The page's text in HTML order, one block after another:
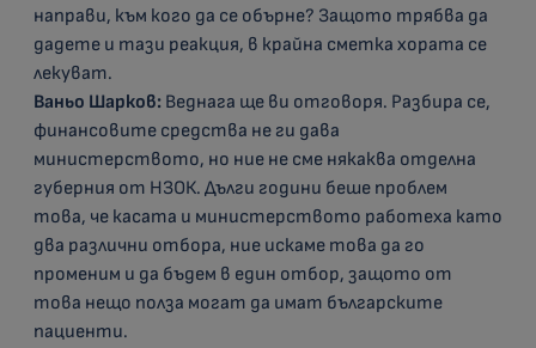
направи, към кого да се обърне? Защото трябва да
дадете и тази реакция, в крайна сметка хората се
лекуват.
Ваньо Шарков: Веднага ще ви отговоря. Разбира се,
финансовите средства не ги дава
министерството, но ние не сме някаква отделна
губерния от НЗОК. Дълги години беше проблем
това, че касата и министерството работеха като
два различни отбора, ние искаме това да го
променим и да бъдем в един отбор, защото от
това нещо полза могат да имат българските
пациенти.